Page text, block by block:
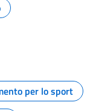
per lo sport